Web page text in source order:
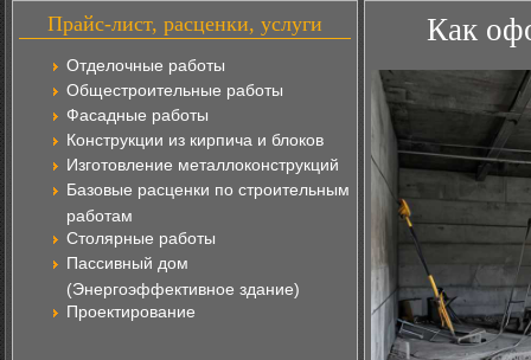
Прайс-лист, расценки, услуги
Отделочные работы
Общестроительные работы
Фасадные работы
Конструкции из кирпича и блоков
Изготовление металлоконструкций
Базовые расценки по строительным
работам
Столярные работы
Пассивный дом
(Энергоэффективное здание)
Проектирование
Как